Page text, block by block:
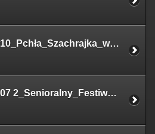
2024_10_10_Pchła_Szachrajka_w_Strzelinie
2024_10_07 2_Senioralny_Festiwal_Piosenki_Aktorskiej_casting